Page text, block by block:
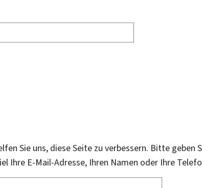
Sie uns, diese Seite zu verbessern. Bitte geben
Ihre E-Mail-Adresse, Ihren Namen oder Ihre